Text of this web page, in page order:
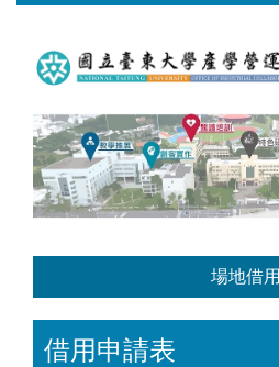
場地借用
場地借用
借用申請表